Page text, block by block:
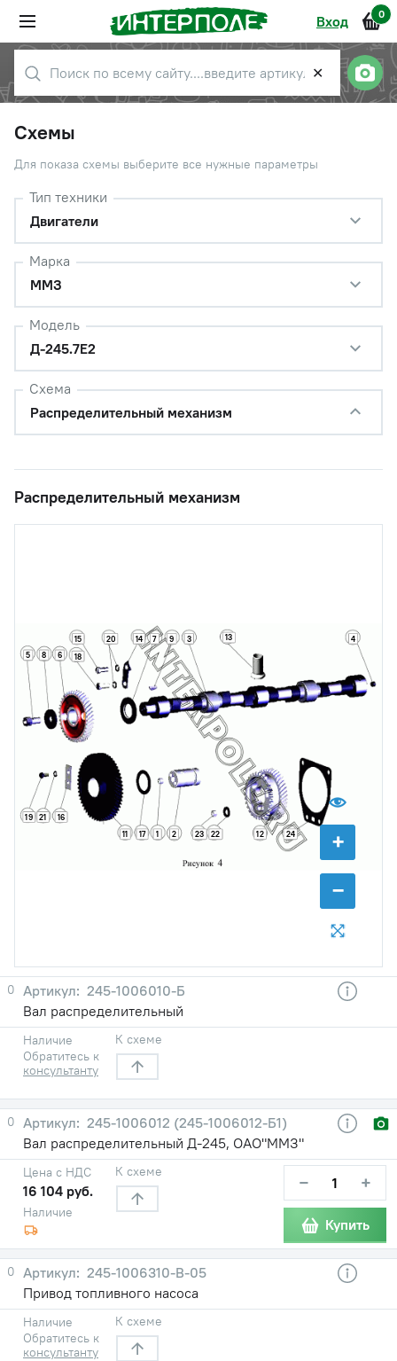
Вход 0
✕
Схемы
Для показа схемы выберите все нужные параметры
Тип техники
Двигатели
Марка
ММЗ
Модель
Д-245.7Е2
Схема
Распределительный механизм
Распределительный механизм
+
−
1 2
3 4
5 6
7
8
9
11 12
13
14
15
16
17
18
19
20
21
22
23 24
0
245-1006010-Б
Вал распределительный
Наличие
Обратитесь к
консультанту
К схеме
0
245-1006012 (245-1006012-Б1)
Вал распределительный Д-245, ОАО"ММЗ"
Наличие
Цена с НДС
16 104 руб.
К схеме − +
Купить
0
245-1006310-В-05
Привод топливного насоса
Наличие
Обратитесь к
консультанту
К схеме